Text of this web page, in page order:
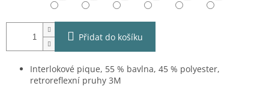
Přidat do košíku
Interlokové pique, 55 % bavlna, 45 % polyester,
retroreflexní pruhy 3M